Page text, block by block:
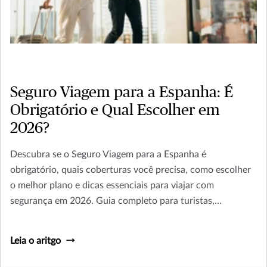
Seguro Viagem para a Espanha: É
Obrigatório e Qual Escolher em
2026?
Descubra se o Seguro Viagem para a Espanha é
obrigatório, quais coberturas você precisa, como escolher
o melhor plano e dicas essenciais para viajar com
segurança em 2026. Guia completo para turistas,
Leia o aritgo